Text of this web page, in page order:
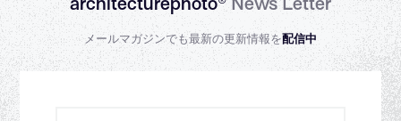
メールマガジンでも最新の更新情報を配信中